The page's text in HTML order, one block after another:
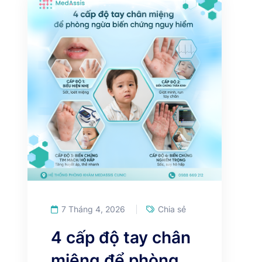
7 Tháng 4, 2026 Chia sẻ
4 cấp độ tay chân